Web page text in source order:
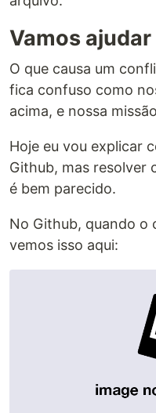
Vamos
O que causa um
fica confuso como
acima, e nossa
Hoje eu vou explicar
Github, mas resolver
é bem parecido.
No Github, quando
vemos isso aqui: